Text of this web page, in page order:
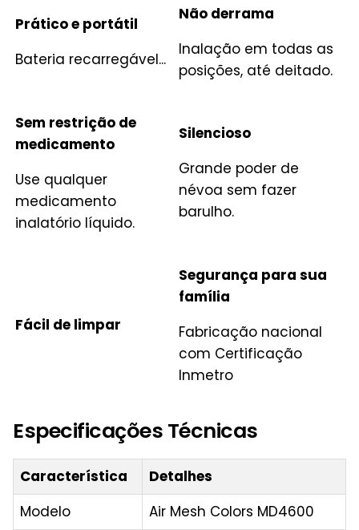
Prático e portátil
Bateria recarregável...
Não derrama
Inalação em todas as
posições, até deitado.
Sem restrição de
medicamento
Use qualquer
medicamento
inalatório líquido.
Silencioso
Grande poder de
névoa sem fazer
barulho.
Fácil de limpar
Segurança para sua
família
Fabricação nacional
com Certificação
Inmetro
Especificações Técnicas
Característica
Detalhes
Modelo
Air Mesh Colors MD4600